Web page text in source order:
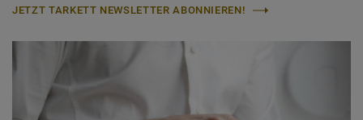
JETZT TARKETT NEWSLETTER ABONNIEREN!